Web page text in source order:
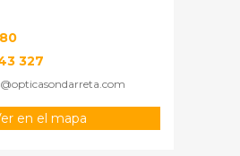
327
en el mapa